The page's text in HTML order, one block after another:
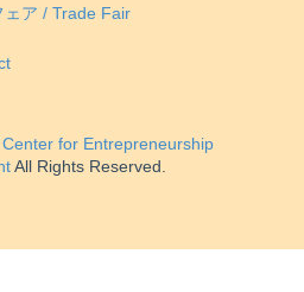
ェア / Trade Fair
Center for Entrepreneurship
All Rights Reserved.